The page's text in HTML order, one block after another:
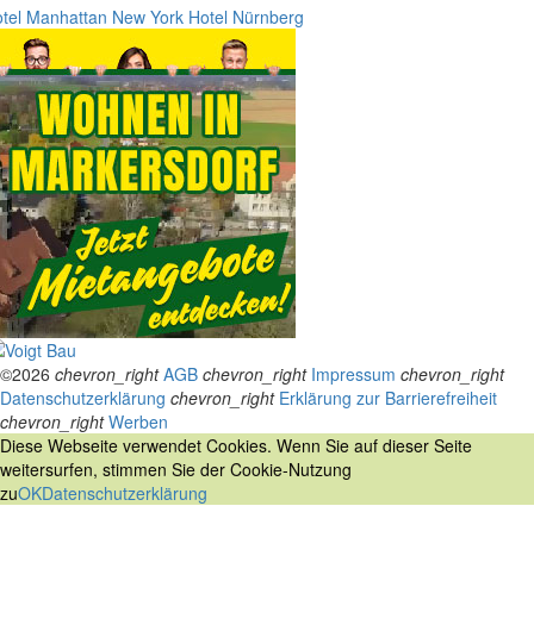
Manhattan New York Hotel Nürnberg
©2026 chevron_right AGB chevron_right Impressum chevron_right
Datenschutzerklärung chevron_right Erklärung zur Barrierefreiheit
chevron_right Werben
Diese Webseite verwendet Cookies. Wenn Sie auf dieser Seite
weitersurfen, stimmen Sie der Cookie-Nutzung
zuOKDatenschutzerklärung